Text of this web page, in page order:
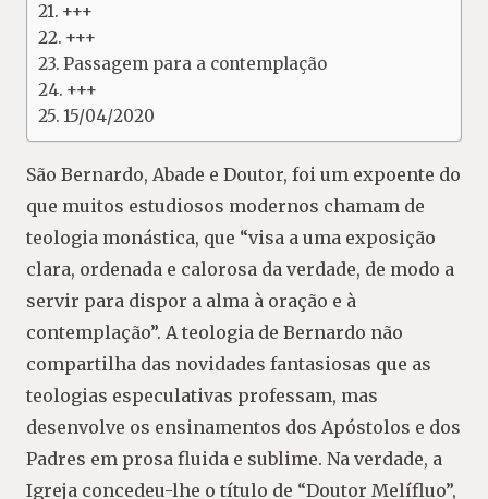
+++
+++
Passagem para a contemplação
+++
15/04/2020
São Bernardo, Abade e Doutor, foi um expoente do
que muitos estudiosos modernos chamam de
teologia monástica, que “visa a uma exposição
clara, ordenada e calorosa da verdade, de modo a
servir para dispor a alma à oração e à
contemplação”. A teologia de Bernardo não
compartilha das novidades fantasiosas que as
teologias especulativas professam, mas
desenvolve os ensinamentos dos Apóstolos e dos
Padres em prosa fluida e sublime. Na verdade, a
Igreja concedeu-lhe o título de “Doutor Melífluo”,